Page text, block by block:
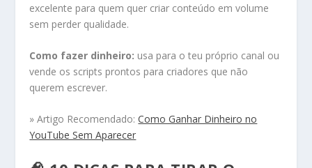
excelente para quem quer criar conteúdo em volume
sem perder qualidade.
Como fazer dinheiro: usa para o teu próprio canal ou
vende os scripts prontos para criadores que não
querem escrever.
» Artigo Recomendado:Como Ganhar Dinheiro no
YouTube Sem Aparecer